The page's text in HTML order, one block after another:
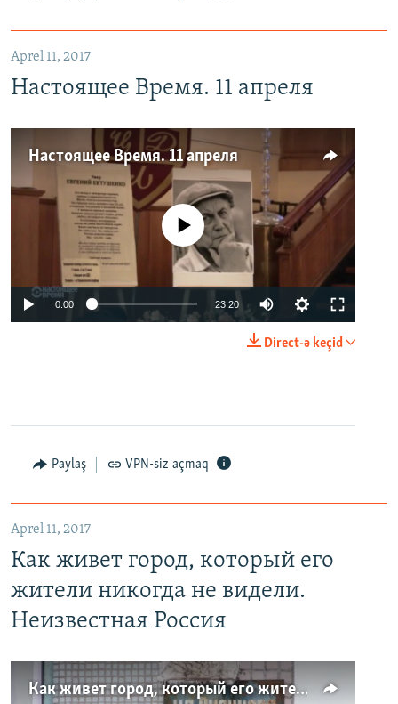
Aprel 11, 2017
Настоящее Время. 11 апреля
Настоящее Время. 11 апреля
No media source currently available
0:00 23:20
Direct-ə keçid
Paylaş VPN-siz açmaq
Aprel 11, 2017
Как живет город, который его
жители никогда не видели.
Неизвестная Россия
Как живет город, который его жители никогда не видели. Неизвестная Россия